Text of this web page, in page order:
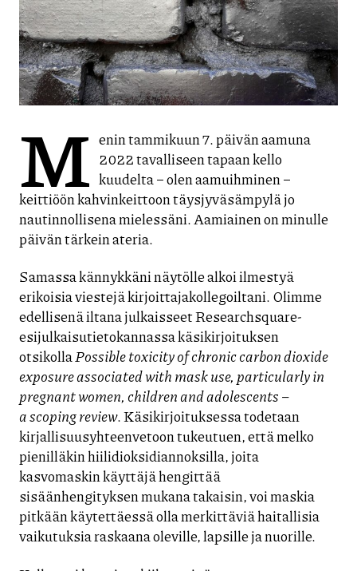
M enin tammikuun 7. päivän aamuna
2022 tavalliseen tapaan kello
kuudelta – olen aamuihminen –
keittiöön kahvinkeittoon täysjyväsämpylä jo
nautinnollisena mielessäni. Aamiainen on minulle
päivän tärkein ateria.
Samassa kännykkäni näytölle alkoi ilmestyä
erikoisia viestejä kirjoittajakollegoiltani. Olimme
edellisenä iltana julkaisseet Researchsquare-
esijulkaisutietokannassa käsikirjoituksen
otsikollaPossible toxicity of chronic carbon dioxide
exposure associated with mask use, particularly in
pregnant women, children and adolescents –
a scoping review. Käsikirjoituksessa todetaan
kirjallisuusyhteenvetoon tukeutuen, että melko
pienilläkin hiilidioksidiannoksilla, joita
kasvomaskin käyttäjä hengittää
sisäänhengityksen mukana takaisin, voi maskia
pitkään käytettäessä olla merkittäviä haitallisia
vaikutuksia raskaana oleville, lapsille ja nuorille.